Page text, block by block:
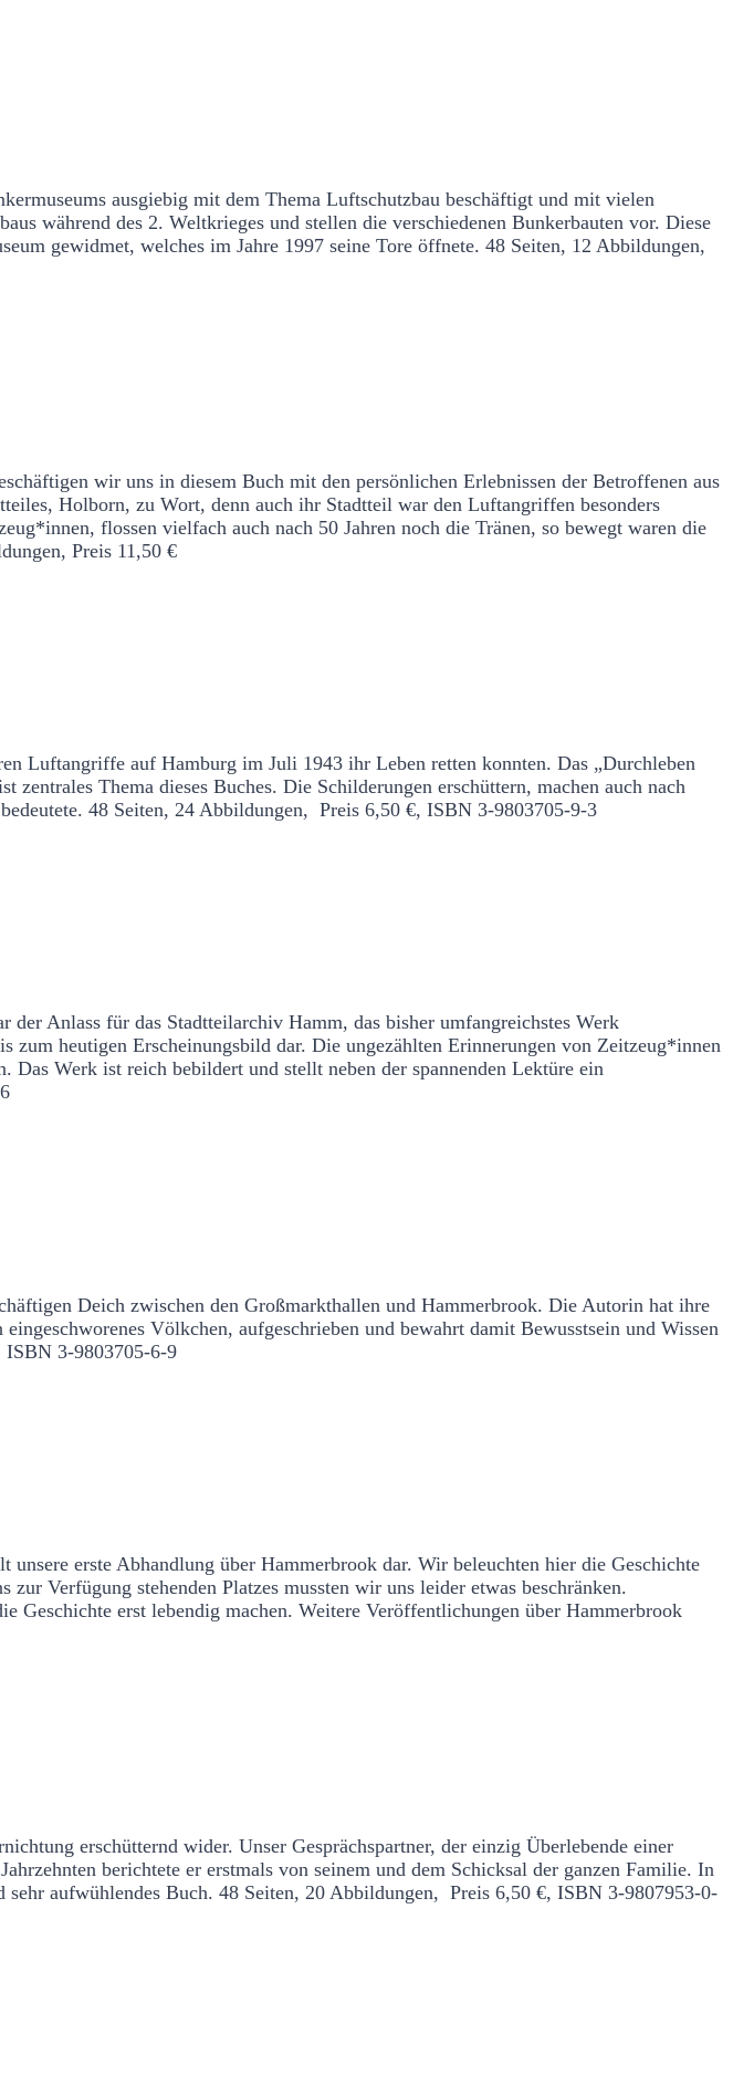
ausgiebig mit dem Thema Luftschutzbau beschäftigt und mit vielen
während des 2. Weltkrieges und stellen die verschiedenen Bunkerbauten vor. Diese
gewidmet, welches im Jahre 1997 seine Tore öffnete. 48 Seiten, 12 Abbildungen,
wir uns in diesem Buch mit den persönlichen Erlebnissen der Betroffenen aus
Holborn, zu Wort, denn auch ihr Stadtteil war den Luftangriffen besonders
flossen vielfach auch nach 50 Jahren noch die Tränen, so bewegt waren die
Preis 11,50 €
Luftangriffe auf Hamburg im Juli 1943 ihr Leben retten konnten. Das „Durchleben
Thema dieses Buches. Die Schilderungen erschüttern, machen auch nach
48 Seiten, 24 Abbildungen, Preis 6,50 €, ISBN 3-9803705-9-3
Anlass für das Stadtteilarchiv Hamm, das bisher umfangreichstes Werk
zum heutigen Erscheinungsbild dar. Die ungezählten Erinnerungen von Zeitzeug*innen
Werk ist reich bebildert und stellt neben der spannenden Lektüre ein
Deich zwischen den Großmarkthallen und Hammerbrook. Die Autorin hat ihre
Völkchen, aufgeschrieben und bewahrt damit Bewusstsein und Wissen
3-9803705-6-9
erste Abhandlung über Hammerbrook dar. Wir beleuchten hier die Geschichte
Verfügung stehenden Platzes mussten wir uns leider etwas beschränken.
erst lebendig machen. Weitere Veröffentlichungen über Hammerbrook
erschütternd wider. Unser Gesprächspartner, der einzig Überlebende einer
berichtete er erstmals von seinem und dem Schicksal der ganzen Familie. In
sehr aufwühlendes Buch. 48 Seiten, 20 Abbildungen, Preis 6,50 €, ISBN 3-9807953-0-